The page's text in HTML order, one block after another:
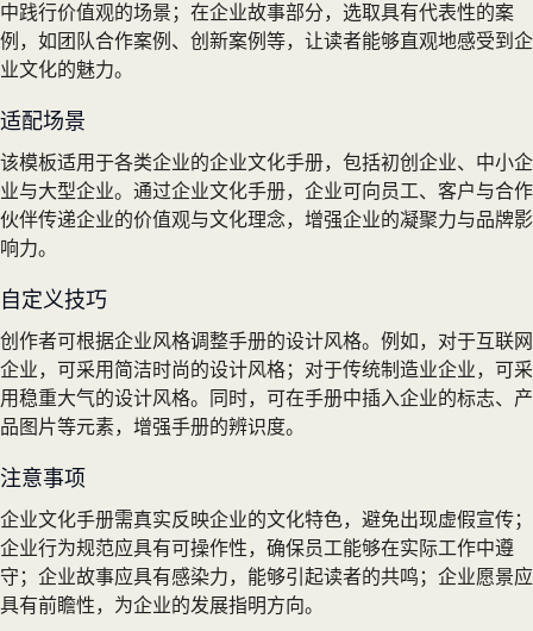
中践行价值观的场景；在企业故事部分，选取具有代表性的案
例，如团队合作案例、创新案例等，让读者能够直观地感受到企
业文化的魅力。
适配场景
该模板适用于各类企业的企业文化手册，包括初创企业、中小企
业与大型企业。通过企业文化手册，企业可向员工、客户与合作
伙伴传递企业的价值观与文化理念，增强企业的凝聚力与品牌影
响力。
自定义技巧
创作者可根据企业风格调整手册的设计风格。例如，对于互联网
企业，可采用简洁时尚的设计风格；对于传统制造业企业，可采
用稳重大气的设计风格。同时，可在手册中插入企业的标志、产
品图片等元素，增强手册的辨识度。
注意事项
企业文化手册需真实反映企业的文化特色，避免出现虚假宣传；
企业行为规范应具有可操作性，确保员工能够在实际工作中遵
守；企业故事应具有感染力，能够引起读者的共鸣；企业愿景应
具有前瞻性，为企业的发展指明方向。